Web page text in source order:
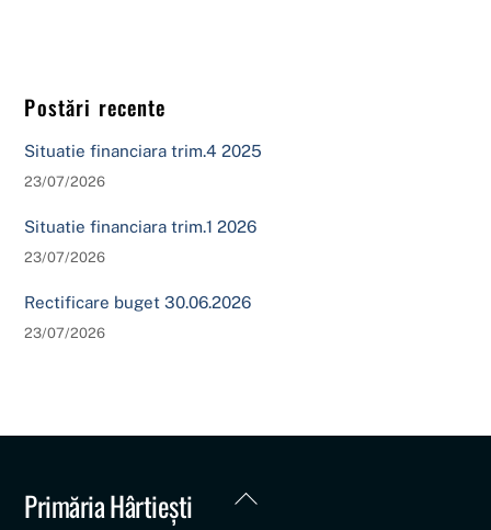
Postări recente
Situatie financiara trim.4 2025
23/07/2026
Situatie financiara trim.1 2026
23/07/2026
Rectificare buget 30.06.2026
23/07/2026
Back
Primăria Hârtiești